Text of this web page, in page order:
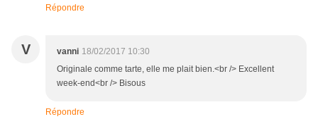
Répondre
V vanni 18/02/2017 10:30
Originale comme tarte, elle me plait bien.<br /> Excellent
week-end<br /> Bisous
Répondre